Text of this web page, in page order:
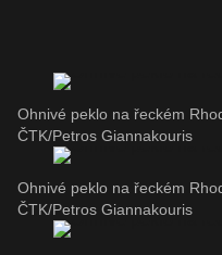
Ohnivé peklo na řeckém
ČTK/Petros Giannakouris
Ohnivé peklo na řeckém
ČTK/Petros Giannakouris